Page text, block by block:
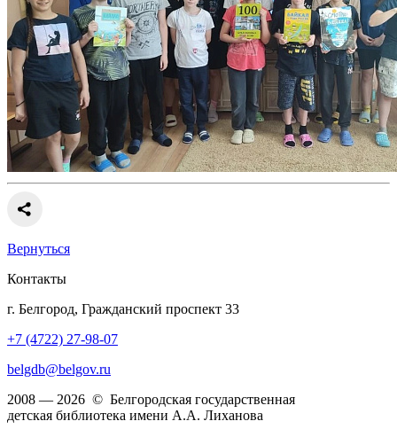
Вернуться
Контакты
г. Белгород, Гражданский проспект 33
+7 (4722) 27-98-07
belgdb@belgov.ru
2008 — 2026 © Белгородская государственная
детская библиотека имени А.А. Лиханова